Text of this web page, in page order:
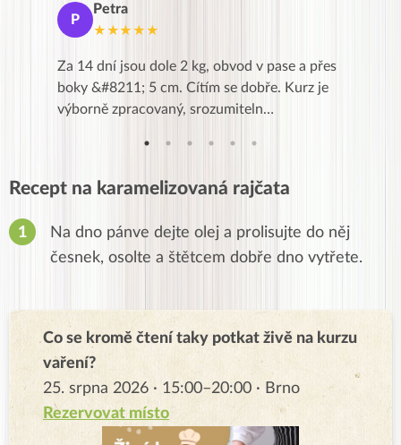
P
Petra
★★★★★
Za 14 dní jsou dole 2 kg, obvod v pase a přes
boky &#8211; 5 cm. Cítím se dobře. Kurz je
výborně zpracovaný, srozumiteln…
Recept na karamelizovaná rajčata
Na dno pánve dejte olej a prolisujte do něj
česnek, osolte a štětcem dobře dno vytřete.
Co se kromě čtení taky potkat živě na kurzu
vaření?
25. srpna 2026 · 15:00–20:00 · Brno
Rezervovat místo